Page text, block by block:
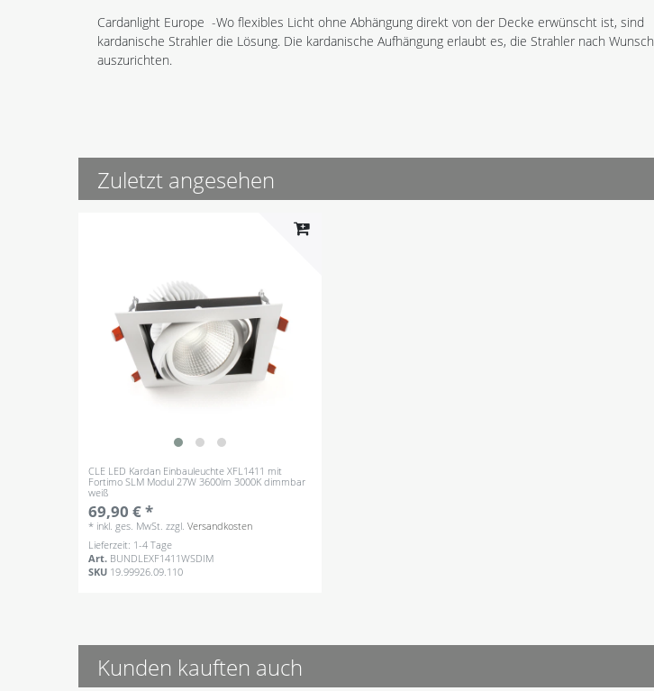
Cardanlight Europe -Wo flexibles Licht ohne Abhängung direkt von der Decke erwünscht ist, sind
kardanische Strahler die Lösung. Die kardanische Aufhängung erlaubt es, die Strahler nach Wunsch
auszurichten.
Zuletzt angesehen
CLE LED Kardan Einbauleuchte XFL1411 mit
Fortimo SLM Modul 27W 3600lm 3000K dimmbar
weiß
69,90 € *
* inkl. ges. MwSt. zzgl.Versandkosten
Lieferzeit: 1-4 Tage
Art. BUNDLEXF1411WSDIM
SKU 19.99926.09.110
Kunden kauften auch